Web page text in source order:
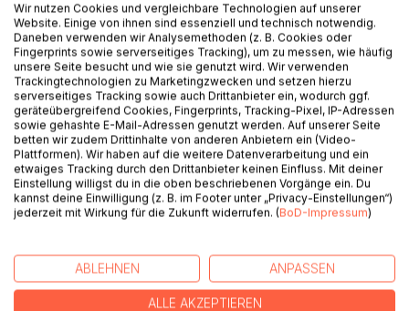
BESCHREIBUNG
Die gut organisierte Kommissarin Ute Becker ermittelt
zusammen mit ihrem jüngeren, etwas beleibten Kollegen
Alex Weingärtner im Fall „Emmi Weisser“, die auf dem
Rüppurrer Friedhof erwürgt aufgefunden wurde. Es gibt
zunächst kein erkennbares Motiv: Frau Weisser war eine
ältere, allseits beliebte, freundliche und immer hilfsbereite
Frau, die keine Feinde zu haben schien. Auch für nicht
AUTOR/IN
Wir nutzen Cookies und vergleichbare Technologien auf unserer
Website. Einige von ihnen sind essenziell und technisch notwendig.
Daneben verwenden wir Analysemethoden (z. B. Cookies oder
Fingerprints sowie serverseitiges Tracking), um zu messen, wie häufig
unsere Seite besucht und wie sie genutzt wird. Wir verwenden
Trackingtechnologien zu Marketingzwecken und setzen hierzu
serverseitiges Tracking sowie auch Drittanbieter ein, wodurch ggf.
geräteübergreifend Cookies, Fingerprints, Tracking-Pixel, IP-Adressen
sowie gehashte E-Mail-Adressen genutzt werden. Auf unserer Seite
betten wir zudem Drittinhalte von anderen Anbietern ein (Video-
Plattformen). Wir haben auf die weitere Datenverarbeitung und ein
etwaiges Tracking durch den Drittanbieter keinen Einfluss. Mit deiner
Einstellung willigst du in die oben beschriebenen Vorgänge ein. Du
kannst deine Einwilligung (z. B. im Footer unter „Privacy-Einstellungen“)
jederzeit mit Wirkung für die Zukunft widerrufen. (BoD-Impressum)
ABLEHNEN ANPASSEN
ALLE AKZEPTIEREN